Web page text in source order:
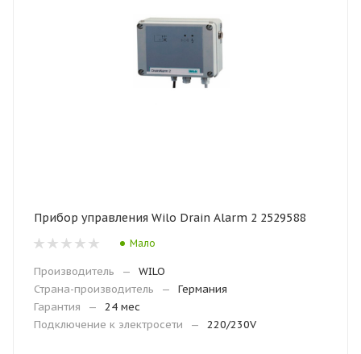
Прибор управления Wilo Drain Alarm 2 2529588
Мало
Производитель —
WILO
Страна-производитель
—
Германия
Гарантия
—
24 мес
Подключение к электросети
— 220/230V